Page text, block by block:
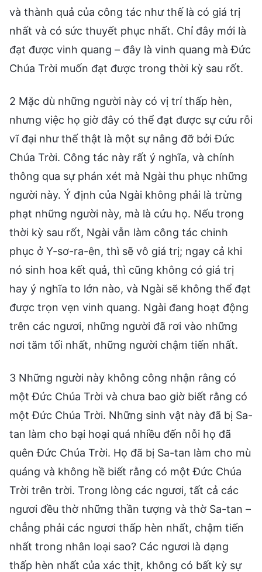
và thành quả của công tác như thế là có giá trị
nhất và có sức thuyết phục nhất. Chỉ đây mới là
đạt được vinh quang – đây là vinh quang mà Đức
Chúa Trời muốn đạt được trong thời kỳ sau rốt.
2 Mặc dù những người này có vị trí thấp hèn,
nhưng việc họ giờ đây có thể đạt được sự cứu rỗi
vĩ đại như thế thật là một sự nâng đỡ bởi Đức
Chúa Trời. Công tác này rất ý nghĩa, và chính
thông qua sự phán xét mà Ngài thu phục những
người này. Ý định của Ngài không phải là trừng
phạt những người này, mà là cứu họ. Nếu trong
thời kỳ sau rốt, Ngài vẫn làm công tác chinh
phục ở Y-sơ-ra-ên, thì sẽ vô giá trị; ngay cả khi
nó sinh hoa kết quả, thì cũng không có giá trị
hay ý nghĩa to lớn nào, và Ngài sẽ không thể đạt
được trọn vẹn vinh quang. Ngài đang hoạt động
trên các ngươi, những người đã rơi vào những
nơi tăm tối nhất, những người chậm tiến nhất.
3 Những người này không công nhận rằng có
một Đức Chúa Trời và chưa bao giờ biết rằng có
một Đức Chúa Trời. Những sinh vật này đã bị Sa-
tan làm cho bại hoại quá nhiều đến nỗi họ đã
quên Đức Chúa Trời. Họ đã bị Sa-tan làm cho mù
quáng và không hề biết rằng có một Đức Chúa
Trời trên trời. Trong lòng các ngươi, tất cả các
ngươi đều thờ những thần tượng và thờ Sa-tan –
chẳng phải các ngươi thấp hèn nhất, chậm tiến
nhất trong nhân loại sao? Các ngươi là dạng
thấp hèn nhất của xác thịt, không có bất kỳ sự